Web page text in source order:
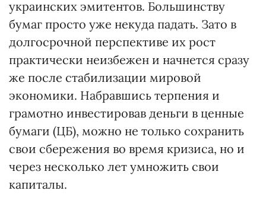
украинских эмитентов. Большинству
бумаг просто уже некуда падать. Зато в
долгосрочной перспективе их рост
практически неизбежен и начнется сразу
же после стабилизации мировой
экономики. Набравшись терпения и
грамотно инвестировав деньги в ценные
бумаги (ЦБ), можно не только сохранить
свои сбережения во время кризиса, но и
через несколько лет умножить свои
капиталы.